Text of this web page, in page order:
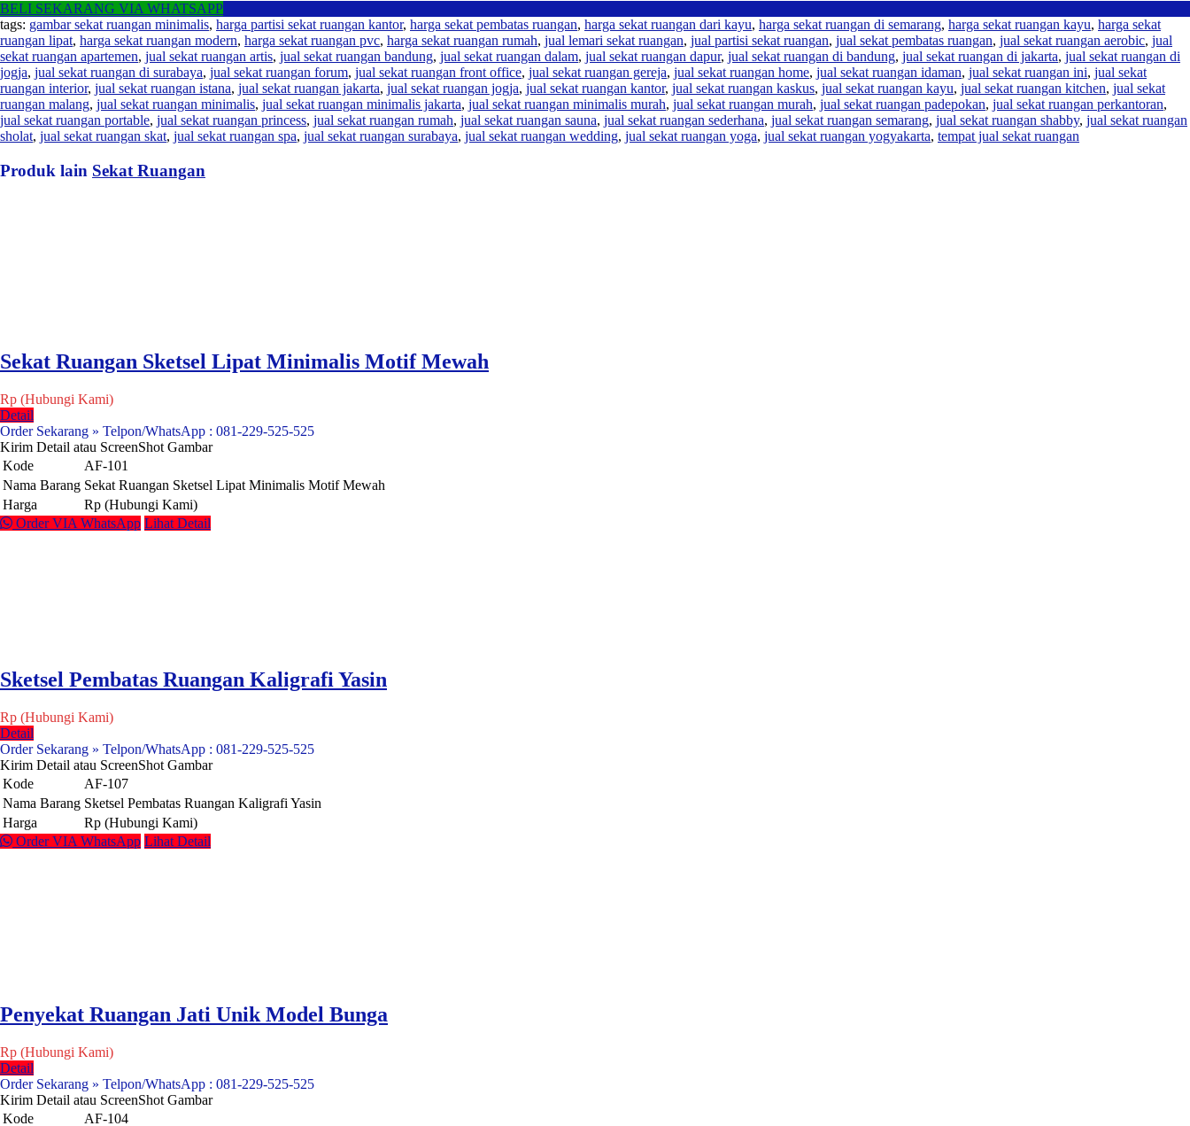
BELI SEKARANG VIA WHATSAPP
tags: gambar sekat ruangan minimalis, harga partisi sekat ruangan kantor, harga sekat pembatas ruangan, harga sekat ruangan dari kayu, harga sekat ruangan di semarang, harga sekat ruangan kayu, harga sekat
ruangan lipat, harga sekat ruangan modern, harga sekat ruangan pvc, harga sekat ruangan rumah, jual lemari sekat ruangan, jual partisi sekat ruangan, jual sekat pembatas ruangan, jual sekat ruangan aerobic, jual
sekat ruangan apartemen, jual sekat ruangan artis, jual sekat ruangan bandung, jual sekat ruangan dalam, jual sekat ruangan dapur, jual sekat ruangan di bandung, jual sekat ruangan di jakarta, jual sekat ruangan di
jogja, jual sekat ruangan di surabaya, jual sekat ruangan forum, jual sekat ruangan front office, jual sekat ruangan gereja, jual sekat ruangan home, jual sekat ruangan idaman, jual sekat ruangan ini, jual sekat
ruangan interior, jual sekat ruangan istana, jual sekat ruangan jakarta, jual sekat ruangan jogja, jual sekat ruangan kantor, jual sekat ruangan kaskus, jual sekat ruangan kayu, jual sekat ruangan kitchen, jual sekat
ruangan malang, jual sekat ruangan minimalis, jual sekat ruangan minimalis jakarta, jual sekat ruangan minimalis murah, jual sekat ruangan murah, jual sekat ruangan padepokan, jual sekat ruangan perkantoran,
jual sekat ruangan portable, jual sekat ruangan princess, jual sekat ruangan rumah, jual sekat ruangan sauna, jual sekat ruangan sederhana, jual sekat ruangan semarang, jual sekat ruangan shabby, jual sekat ruangan
sholat, jual sekat ruangan skat, jual sekat ruangan spa, jual sekat ruangan surabaya, jual sekat ruangan wedding, jual sekat ruangan yoga, jual sekat ruangan yogyakarta, tempat jual sekat ruangan
Produk lain Sekat Ruangan
Sekat Ruangan Sketsel Lipat Minimalis Motif Mewah
Rp (Hubungi Kami)
Detail
Order Sekarang » Telpon/WhatsApp : 081-229-525-525
Kirim Detail atau ScreenShot Gambar
Kode
AF-101
Nama Barang Sekat Ruangan Sketsel Lipat Minimalis Motif Mewah
Harga
Rp (Hubungi Kami)
Order VIA WhatsApp Lihat Detail
Sketsel Pembatas Ruangan Kaligrafi Yasin
Rp (Hubungi Kami)
Detail
Order Sekarang » Telpon/WhatsApp : 081-229-525-525
Kirim Detail atau ScreenShot Gambar
Kode
AF-107
Nama Barang Sketsel Pembatas Ruangan Kaligrafi Yasin
Harga
Rp (Hubungi Kami)
Order VIA WhatsApp Lihat Detail
Penyekat Ruangan Jati Unik Model Bunga
Rp (Hubungi Kami)
Detail
Order Sekarang » Telpon/WhatsApp : 081-229-525-525
Kirim Detail atau ScreenShot Gambar
Kode
AF-104